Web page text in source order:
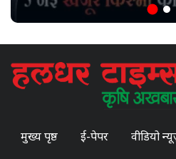
मुख्य पृष्ठ ई-पेपर वीडियो